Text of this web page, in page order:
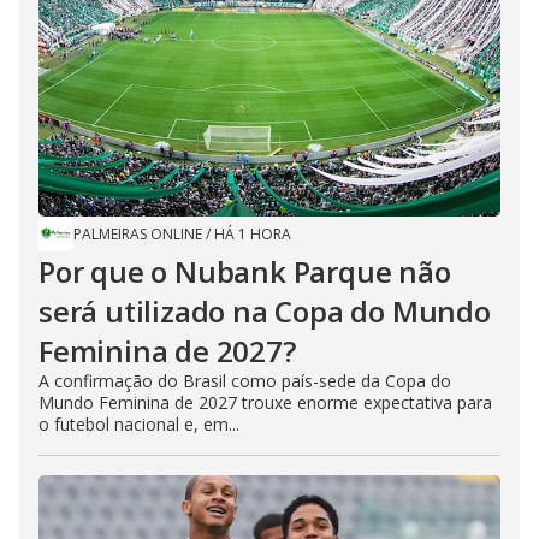
PALMEIRAS ONLINE/ HÁ 1 HORA
Por que o Nubank Parque não
será utilizado na Copa do Mundo
Feminina de 2027?
A confirmação do Brasil como país-sede da Copa do
Mundo Feminina de 2027 trouxe enorme expectativa para
o futebol nacional e, em...